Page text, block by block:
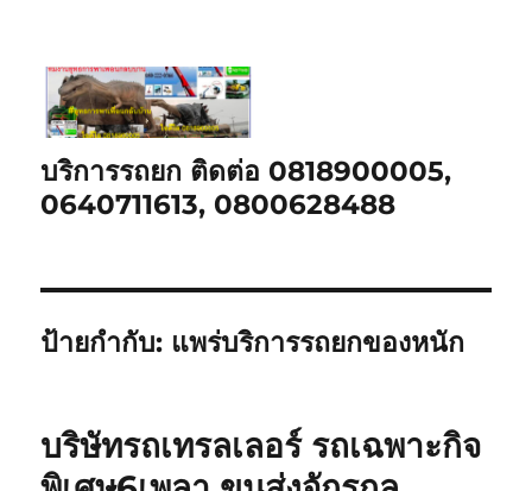
บริการรถยก ติดต่อ 0818900005,
0640711613, 0800628488
ป้ายกำกับ: แพร่บริการรถยกของหนัก
บริษัทรถเทรลเลอร์ รถเฉพาะกิจ